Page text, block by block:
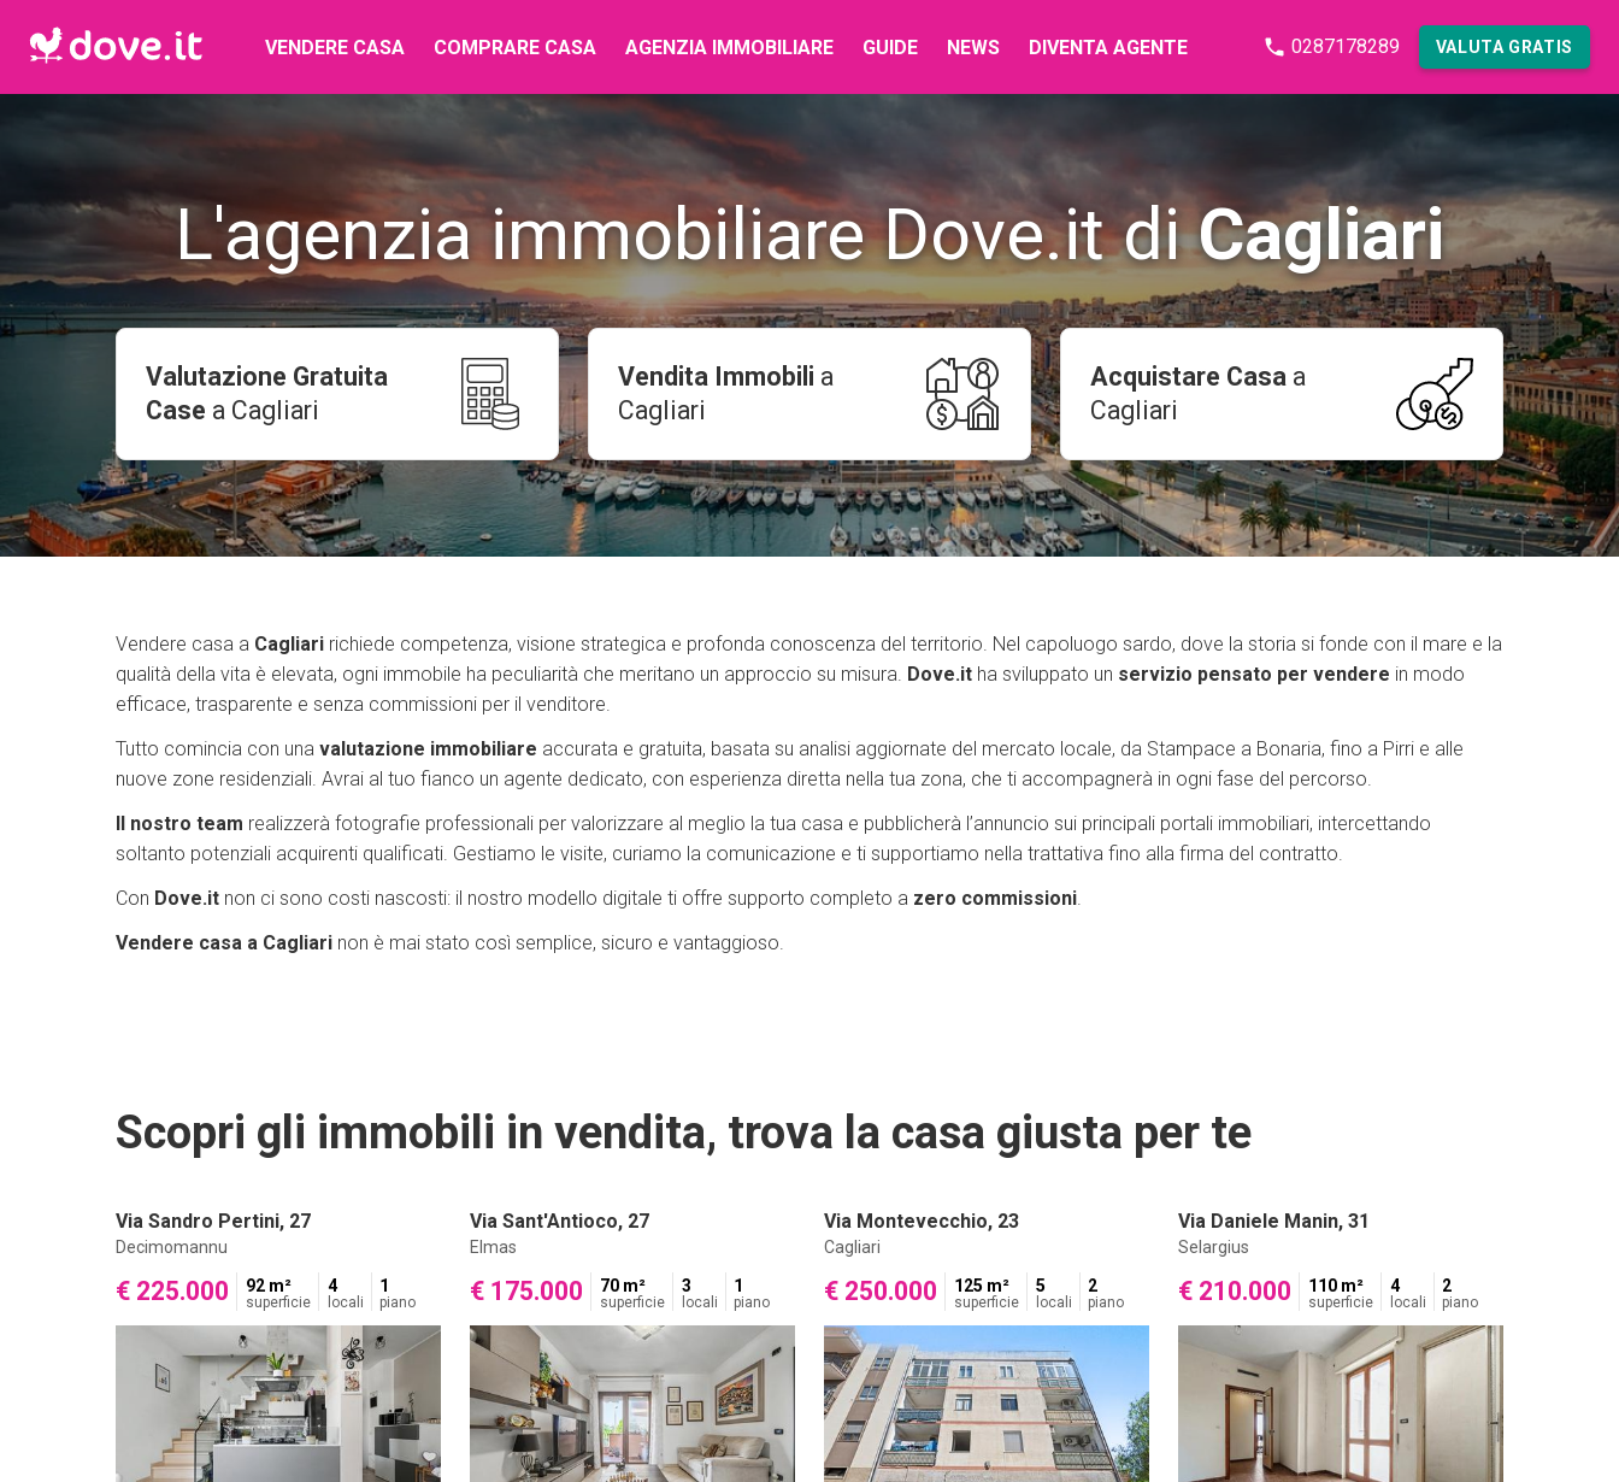
VENDERE CASA COMPRARE CASA AGENZIA IMMOBILIARE GUIDE NEWS DIVENTA AGENTE 0287178289 VALUTA GRATIS
L'agenzia immobiliare Dove.it diCagliari
Valutazione Gratuita
Case a Cagliari
Vendita Immobili a
Cagliari
Acquistare Casa a
Cagliari
Vendere casa a Cagliari richiede competenza, visione strategica e profonda conoscenza del territorio. Nel capoluogo sardo, dove la storia si fonde con il mare e la
qualità della vita è elevata, ogni immobile ha peculiarità che meritano un approccio su misura. Dove.it ha sviluppato un servizio pensato per vendere in modo
efficace, trasparente e senza commissioni per il venditore.
Tutto comincia con una valutazione immobiliare accurata e gratuita, basata su analisi aggiornate del mercato locale, da Stampace a Bonaria, fino a Pirri e alle
nuove zone residenziali. Avrai al tuo fianco un agente dedicato, con esperienza diretta nella tua zona, che ti accompagnerà in ogni fase del percorso.
Il nostro team realizzerà fotografie professionali per valorizzare al meglio la tua casa e pubblicherà l’annuncio sui principali portali immobiliari, intercettando
soltanto potenziali acquirenti qualificati. Gestiamo le visite, curiamo la comunicazione e ti supportiamo nella trattativa fino alla firma del contratto.
Con Dove.it non ci sono costi nascosti: il nostro modello digitale ti offre supporto completo a zero commissioni.
Vendere casa a Cagliari non è mai stato così semplice, sicuro e vantaggioso.
Scopri gli immobili in vendita, trova la casa giusta per te
Via Sandro Pertini, 27
Decimomannu
€ 225.000 92 m²
superficie
4
locali
1
piano
Via Sant'Antioco, 27
Elmas
€ 175.000 70 m²
superficie
3
locali
1
piano
Via Montevecchio, 23
Cagliari
€ 250.000 125 m²
superficie
5
locali
2
piano
Via Daniele Manin, 31
Selargius
€ 210.000 110 m²
superficie
4
locali
2
piano